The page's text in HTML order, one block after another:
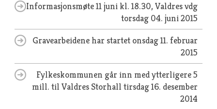
Informasjonsmøte 11 juni kl. 18.30, Valdres vdg
torsdag 04. juni 2015
Gravearbeidene har startet onsdag 11. februar
2015
Fylkeskommunen går inn med ytterligere 5
mill. til Valdres Storhall tirsdag 16. desember
2014